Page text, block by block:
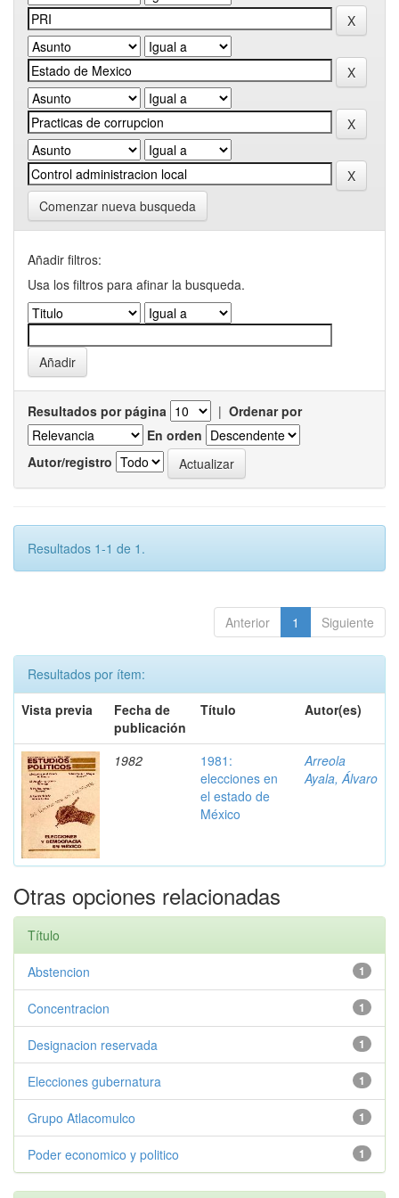
Comenzar nueva busqueda
Añadir filtros:
Usa los filtros para afinar la busqueda.
Resultados por página | Ordenar por
En orden
Autor/registro
Resultados 1-1 de 1.
Anterior 1 Siguiente
Resultados por ítem:
Vista previa
Fecha de
publicación
Título Autor(es)
1982
1981:
elecciones en
el estado de
México
Arreola
Ayala, Álvaro
Otras opciones relacionadas
Título
1
Abstencion
1
Concentracion
1
Designacion reservada
1
Elecciones gubernatura
1
Grupo Atlacomulco
1
Poder economico y politico